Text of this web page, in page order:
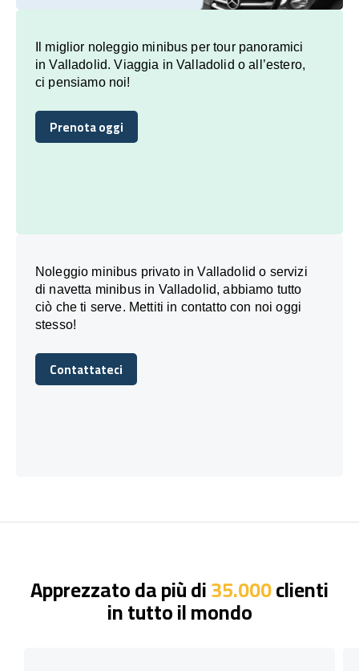
Il miglior noleggio minibus per tour panoramici
in Valladolid. Viaggia in Valladolid o all’estero,
ci pensiamo noi!
Prenota oggi
Prenota oggi
Noleggio minibus privato in Valladolid o servizi
di navetta minibus in Valladolid, abbiamo tutto
ciò che ti serve. Mettiti in contatto con noi oggi
stesso!
Contattateci
Contattateci
Apprezzato da più di35.000clienti
in tutto il mondo